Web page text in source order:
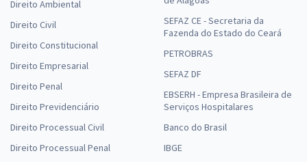
Direito Ambiental
Direito Civil
Direito Constitucional
Direito Empresarial
Direito Penal
Direito Previdenciário
Direito Processual Civil
Direito Processual Penal
SEFAZ CE - Secretaria da
Fazenda do Estado do Ceará
PETROBRAS
SEFAZ DF
EBSERH - Empresa Brasileira de
Serviços Hospitalares
Banco do Brasil
IBGE